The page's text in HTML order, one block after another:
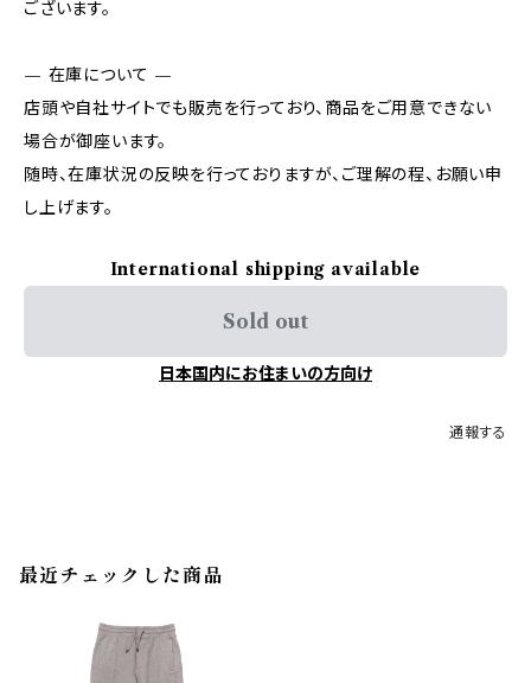
ございます。
— 在庫について —
店頭や自社サイトでも販売を行っており、商品をご用意できない
場合が御座います。
随時、在庫状況の反映を行っておりますが、ご理解の程、お願い申
し上げます。
International shipping available
Sold out
日本国内にお住まいの方向け
通報する
最近チェックした商品